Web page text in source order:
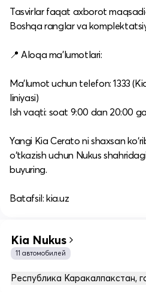
Tasvirlar faqat axborot
Boshqa ranglar va
📍 Aloqa ma’lumotlari:
Ma’lumot uchun telefon: 1333
liniyasi)
Ish vaqti: soat 9:00 dan 20:00
Yangi Kia Cerato ni shaxsan
o‘tkazish uchun Nukus
buyuring.​
Batafsil: kia.uz
Kia Nukus
11 автомобилей
Республика Каракалпакстан,